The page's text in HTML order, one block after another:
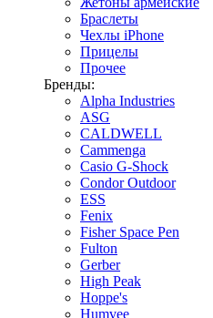
Браслеты
Чехлы iPhone
Прицелы
Прочее
Бренды:
Alpha Industries
ASG
CALDWELL
Cammenga
Casio G-Shock
Condor Outdoor
ESS
Fenix
Fisher Space Pen
Fulton
Gerber
High Peak
Hoppe's
Humvee